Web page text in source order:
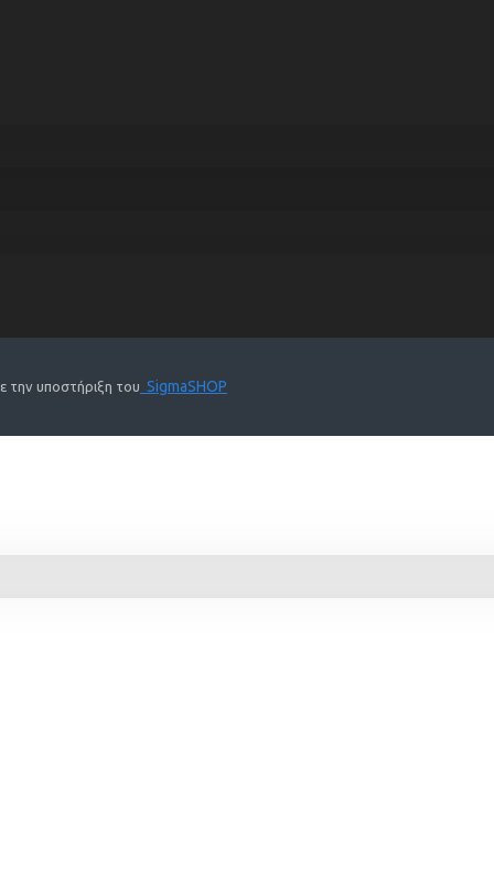
την υποστήριξη του SigmaSHOP